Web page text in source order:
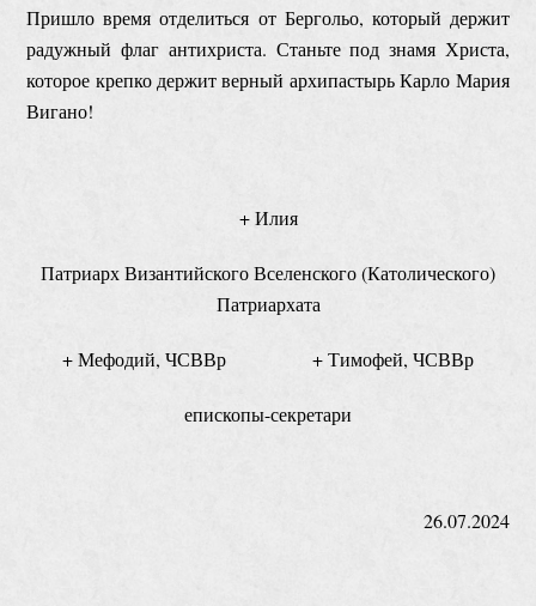
Пришло время отделиться от Бергольо, который держит
радужный флаг антихриста. Станьте под знамя Христа,
которое крепко держит верный архипастырь Карло Мария
Вигано!
+ Илия
Патриарх Византийского Вселенского (Католического)
Патриархата
+ Мефодий, ЧСВВр + Тимофей, ЧСВВр
епископы-секретари
26.07.2024